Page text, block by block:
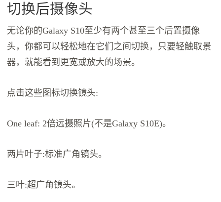
切换后摄像头
无论你的Galaxy S10至少有两个甚至三个后置摄像
头，你都可以轻松地在它们之间切换，只要轻触取景
器，就能看到更宽或放大的场景。
点击这些图标切换镜头:
One leaf: 2倍远摄照片(不是Galaxy S10E)。
两片叶子:标准广角镜头。
三叶:超广角镜头。